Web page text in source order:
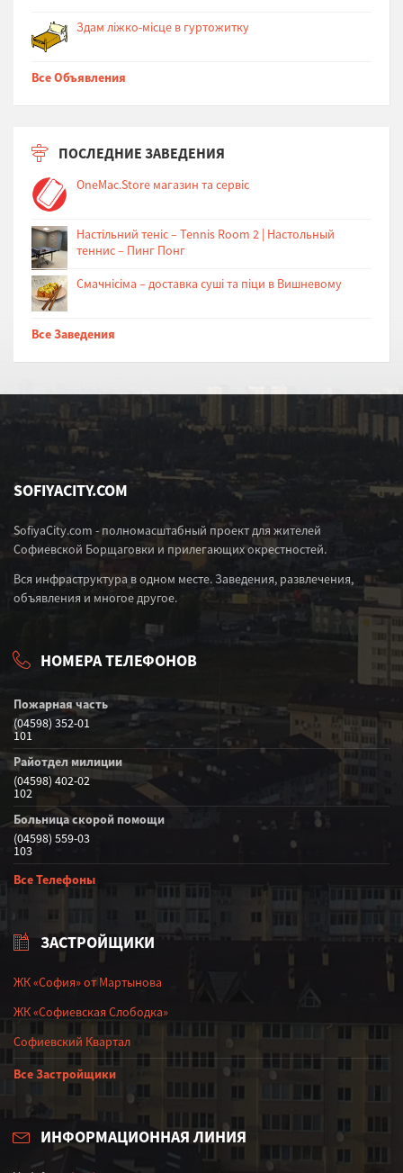
Здам ліжко-місце в гуртожитку
Все Объявления
ПОСЛЕДНИЕ ЗАВЕДЕНИЯ
OneMac.Store магазин та сервіс
Настільний теніс – Tennis Room 2 | Настольный
теннис – Пинг Понг
Cмачнісіма – доставка суші та піци в Вишневому
Все Заведения
SOFIYACITY.COM
SofiyaCity.com - полномасштабный проект для жителей
Софиевской Борщаговки и прилегающих окрестностей.
Вся инфраструктура в одном месте. Заведения, развлечения,
объявления и многое другое.
НОМЕРА ТЕЛЕФОНОВ
Пожарная часть
(04598) 352-01
101
Райотдел милиции
(04598) 402-02
102
Больница скорой помощи
(04598) 559-03
103
Все Телефоны
ЗАСТРОЙЩИКИ
ЖК «София» от Мартынова
ЖК «Софиевская Слободка»
Софиевский Квартал
Все Застройщики
ИНФОРМАЦИОННАЯ ЛИНИЯ